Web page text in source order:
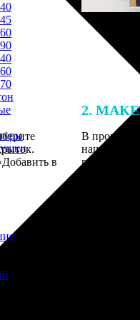
в
2.
В процессе
наши
по